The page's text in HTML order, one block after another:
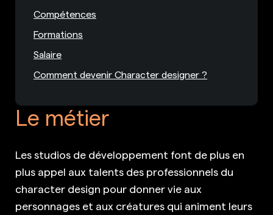
Le métier
Les studios de développement font de plus en
plus appel aux talents des professionnels du
character design pour donner vie aux
personnages et aux créatures qui animent leurs
Compétences
Formations
Salaire
Comment devenir Character designer ?